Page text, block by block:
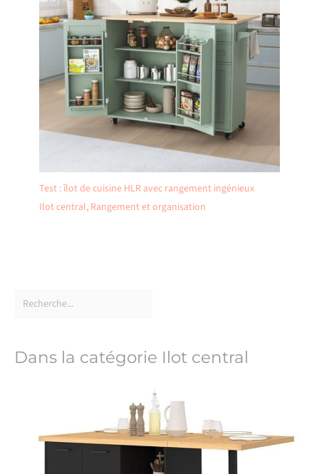
Test : îlot de cuisine HLR avec rangement ingénieux
Ilot central, Rangement et organisation
Dans la catégorie Ilot central